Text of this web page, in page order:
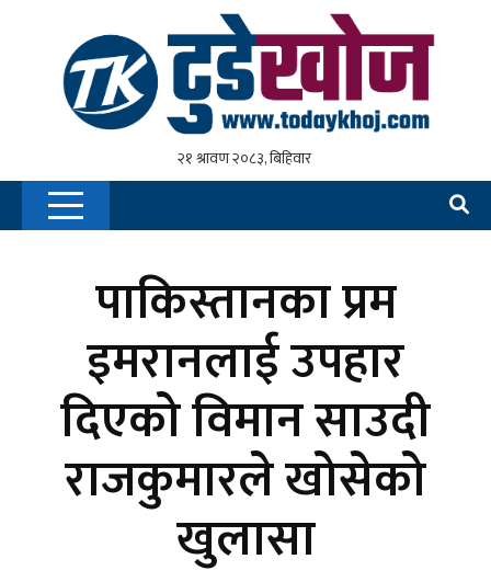
पाकिस्तानका प्रम
इमरानलाई उपहार
दिएको विमान साउदी
राजकुमारले खोसेको
खुलासा